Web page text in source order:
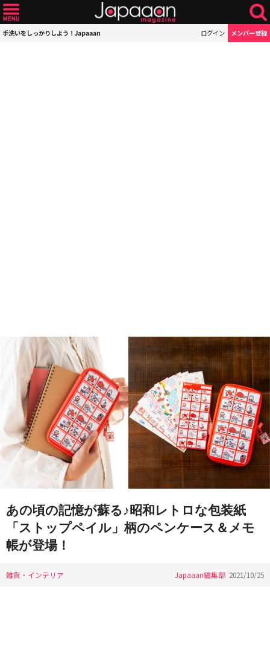
手洗いをしっかりしよう！Japaaan ログイン メンバー登録
あの頃の記憶が蘇る♪昭和レトロな包装紙
「ストップペイル」柄のペンケース＆メモ
帳が登場！
雑貨・インテリア Japaaan編集部 2021/10/25